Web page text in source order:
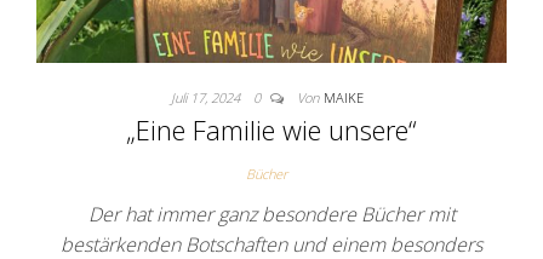
Juli 17, 2024 0 Von MAIKE
„Eine Familie wie unsere“
Bücher
Der hat immer ganz besondere Bücher mit
bestärkenden Botschaften und einem besonders